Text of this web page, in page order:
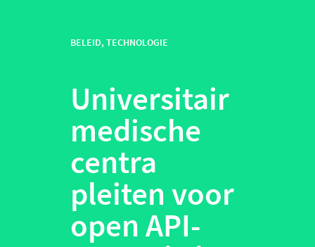
BELEID,TECHNOLOGIE
Universitair
medische
centra
pleiten voor
open API-